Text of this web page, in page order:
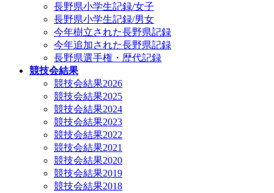
長野県小学生記録/女子
長野県小学生記録/男女
今年樹立された長野県記録
今年追加された長野県記録
長野県選手権・歴代記録
競技会結果
競技会結果2026
競技会結果2025
競技会結果2024
競技会結果2023
競技会結果2022
競技会結果2021
競技会結果2020
競技会結果2019
競技会結果2018